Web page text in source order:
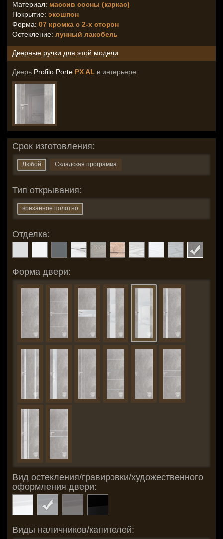
Материал: массив сосны (каркас)
Покрытие: экошпон
Форма: 07 кромка с 2-х сторон
Остекление: лунный лакобель
Дверные ручки для этой модели
Дверь Profilo Porte PX AL в интерьере:
Срок изготовления:
Любой Складская программа
Тип открывания:
врезанное полотно
Отделка:
Форма двери:
Вид остекления/гравировки/художественного
оформления двери:
Виды наличников/капителей: